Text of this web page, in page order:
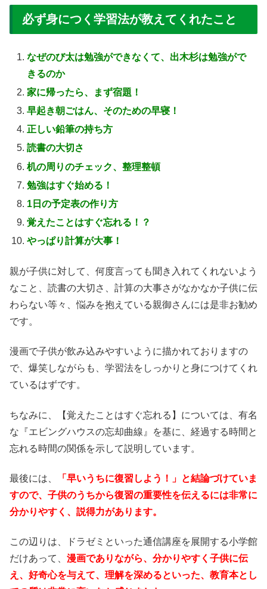
必ず身につく学習法が教えてくれたこと
なぜのび太は勉強ができなくて、出木杉は勉強がで
きるのか
家に帰ったら、まず宿題！
早起き朝ごはん、そのための早寝！
正しい鉛筆の持ち方
読書の大切さ
机の周りのチェック、整理整頓
勉強はすぐ始める！
1日の予定表の作り方
覚えたことはすぐ忘れる！？
やっぱり計算が大事！
親が子供に対して、何度言っても聞き入れてくれないよう
なこと、読書の大切さ、計算の大事さがなかなか子供に伝
わらない等々、悩みを抱えている親御さんには是非お勧め
です。
漫画で子供が飲み込みやすいように描かれておりますの
で、爆笑しながらも、学習法をしっかりと身につけてくれ
ているはずです。
ちなみに、【覚えたことはすぐ忘れる】については、有名
な『エビングハウスの忘却曲線』を基に、経過する時間と
忘れる時間の関係を示して説明しています。
最後には、
「早いうちに復習しよう！」と結論づけていま
すので、子供のうちから復習の重要性を伝えるには非常に
分かりやすく、説得力があります。
この辺りは、ドラゼミといった通信講座を展開する小学館
だけあって、 漫画でありながら、分かりやすく子供に伝
え、好奇心を与えて、理解を深めるといった、教育本とし